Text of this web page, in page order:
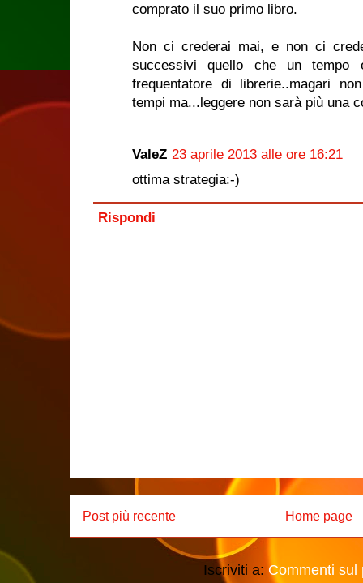
comprato il suo primo libro.
Non ci crederai mai, e non ci
successivi quello che un tempo
frequentatore di librerie..magari
tempi ma...leggere non sarà più una
ValeZ 23 aprile 2013 alle ore 16:21
ottima strategia:-)
Rispondi
Post più recente Home page
Iscriviti a: Commenti sul